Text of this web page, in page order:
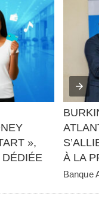
»,
À LA
Banque